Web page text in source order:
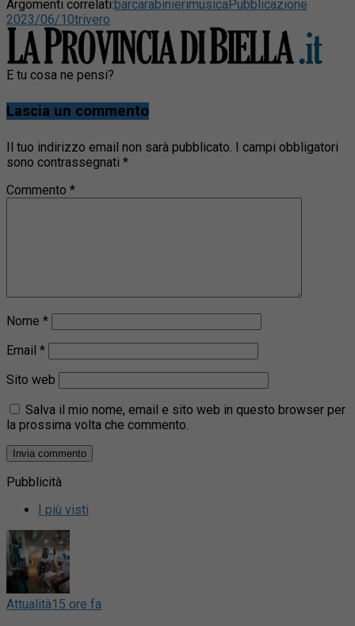
Argomenti correlati:barcarabinierimusicaPubblicazione
2023/06/10trivero
E tu cosa ne pensi?
Lascia un commento
Il tuo indirizzo email non sarà pubblicato. I campi obbligatori
sono contrassegnati *
Commento *
Nome *
Email *
Sito web
Salva il mio nome, email e sito web in questo browser per
la prossima volta che commento.
Pubblicità
I più visti
Attualità15 ore fa